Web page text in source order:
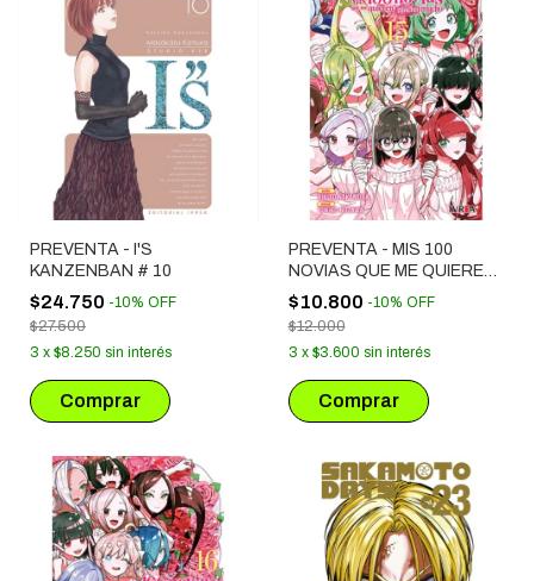
PREVENTA - I'S
KANZENBAN # 10
$24.750 -10% OFF
$27.500
3 x $8.250 sin interés
PREVENTA - MIS 100
NOVIAS QUE ME QUIEREN
MUCHO MUCHO # 15
$10.800 -10% OFF
$12.000
3 x $3.600 sin interés